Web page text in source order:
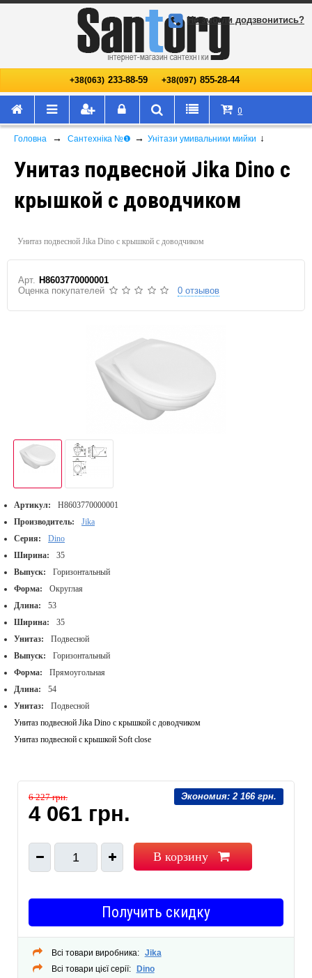
+38(063) 233-88-59 +38(097) 855-28-44
Не змогли додзвонитись?
0
Головна → Сантехніка №❶ → Унітази умивальники мийки ↓
Унитаз подвесной Jika Dino с
крышкой с доводчиком
Унитаз подвесной Jika Dino с крышкой с доводчиком
Арт. H8603770000001
Оценка покупателей
0 отзывов
Артикул:
H8603770000001
Производитель:
Jika
Серия:
Dino
Ширина:
35
Выпуск:
Горизонтальный
Форма:
Округлая
Длина:
53
Ширина:
35
Унитаз:
Подвесной
Выпуск:
Горизонтальный
Форма:
Прямоугольная
Длина:
54
Унитаз:
Подвесной
Унитаз подвесной Jika Dino с крышкой с доводчиком
Унитаз подвесной с крышкой Soft close
Экономия: 2 166 грн.
6 227 грн.
4 061 грн.
1 В корзину
Получить скидку
Всі товари виробника: Jika
Всі товари цієї серії: Dino